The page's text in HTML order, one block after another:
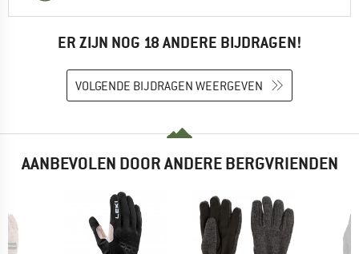
ER ZIJN NOG 18 ANDERE BIJDRAGEN!
VOLGENDE BIJDRAGEN WEERGEVEN
AANBEVOLEN DOOR ANDERE BERGVRIENDEN